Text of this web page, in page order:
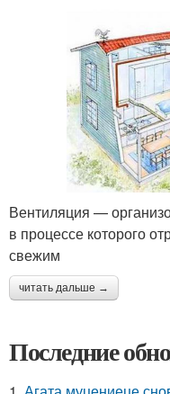
Вентиляция —
в процессе которого
свежим
читать дальше →
Последние